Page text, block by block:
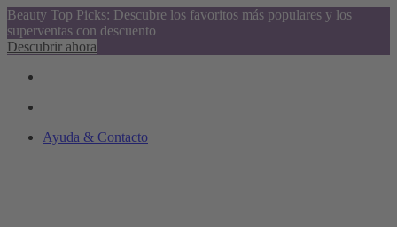
Beauty Top Picks: Descubre los favoritos más populares y los
superventas con descuento
Descubrir ahora
Ayuda & Contacto